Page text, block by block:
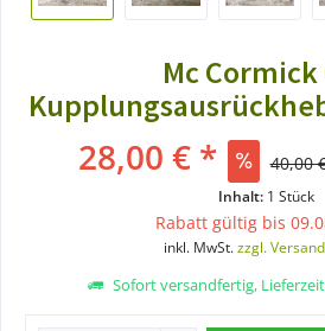
Mc Cormick
28,00 € * 40,00
Inhalt: 1 Stück
Rabatt gültig bis
inkl. MwSt.zzgl.
Sofort versandfertig,